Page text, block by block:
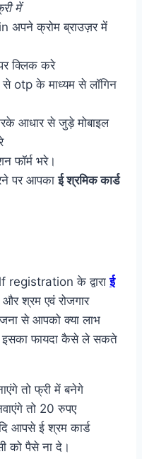
में
अपने क्रोम ब्राउज़र में
क्लिक करे
से otp के माध्यम से लॉगिन
आधार से जुड़े मोबाइल
फॉर्म भरे।
पर आपकाई श्रमिक कार्ड
registration के द्वाराई
श्रम एवं रोजगार
से आपको क्या लाभ
इसका फायदा कैसे ले सकते
तो फ्री में बनेगे
तो 20 रुपए
आपसे ई श्रम कार्ड
को पैसे ना दे।